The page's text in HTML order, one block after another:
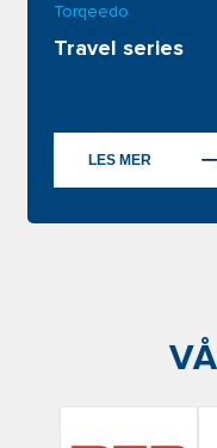
Torqeedo
Travel series
LES MER